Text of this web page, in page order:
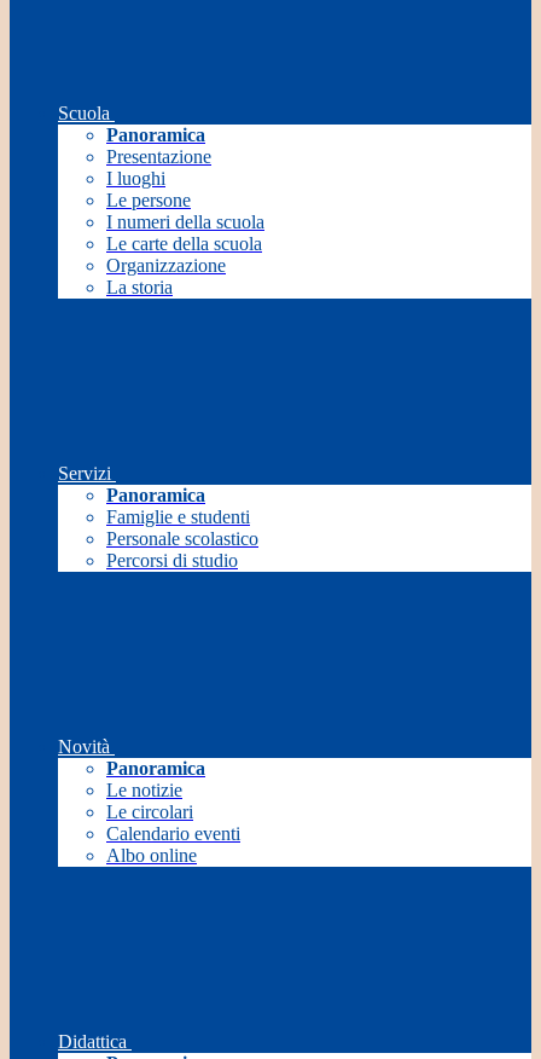
Scuola
Panoramica
Presentazione
I luoghi
Le persone
I numeri della scuola
Le carte della scuola
Organizzazione
La storia
Servizi
Panoramica
Famiglie e studenti
Personale scolastico
Percorsi di studio
Novità
Panoramica
Le notizie
Le circolari
Calendario eventi
Albo online
Didattica